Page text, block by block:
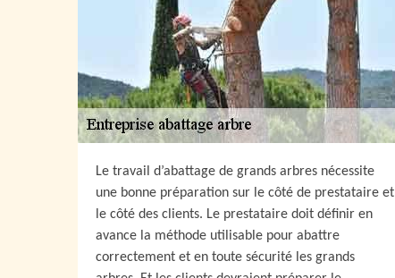
Le travail d’abattage de grands arbres nécessite
une bonne préparation sur le côté de prestataire et
le côté des clients. Le prestataire doit définir en
avance la méthode utilisable pour abattre
correctement et en toute sécurité les grands